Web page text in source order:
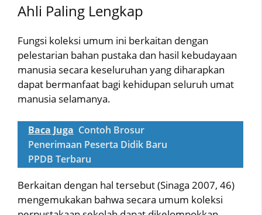
Ahli Paling Lengkap
Fungsi koleksi umum ini berkaitan dengan
pelestarian bahan pustaka dan hasil kebudayaan
manusia secara keseluruhan yang diharapkan
dapat bermanfaat bagi kehidupan seluruh umat
manusia selamanya.
Baca Juga Contoh Brosur
Penerimaan Peserta Didik Baru
PPDB Terbaru
Berkaitan dengan hal tersebut (Sinaga 2007, 46)
mengemukakan bahwa secara umum koleksi